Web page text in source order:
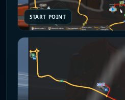
START POINT